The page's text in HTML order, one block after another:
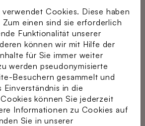
Cookies. Diese haben
einen sind sie erforderlich
Funktionalität unserer
können wir mit Hilfe der
für Sie immer weiter
werden pseudonymisierte
Besuchern gesammelt und
Einverständnis in die
können Sie jederzeit
Informationen zu Cookies auf
Sie in unserer